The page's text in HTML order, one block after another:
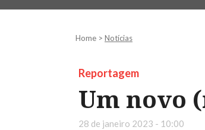
Home > Notícias
Reportagem
Um novo
28 de janeiro 2023 - 10:00